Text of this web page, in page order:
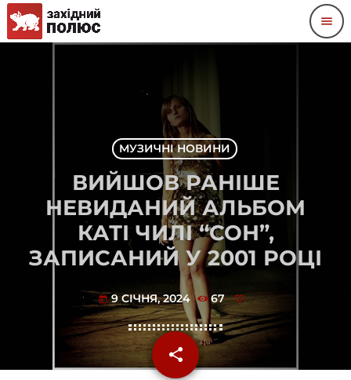
menu
МУЗИЧНІ НОВИНИ
ВИЙШОВ РАНІШЕ
НЕВИДАНИЙ АЛЬБОМ
КАТІ ЧИЛІ “СОН”,
ЗАПИСАНИЙ У 2001 РОЦІ
today 9 СІЧНЯ, 2024 67
share
email